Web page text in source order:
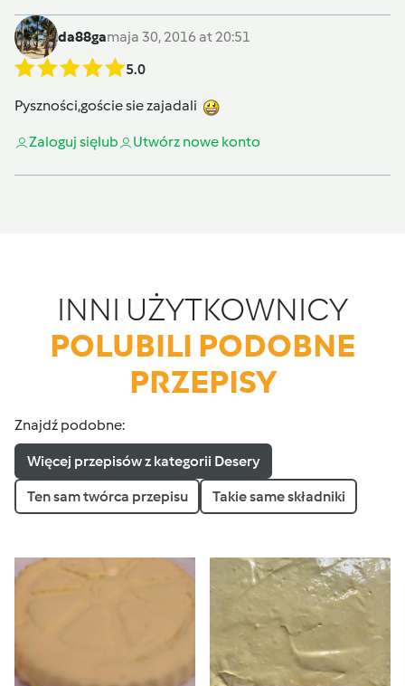
da88gamaja 30, 2016 at 20:51
5.0
Pyszności,goście sie zajadali
Zaloguj sięlub Utwórz nowe konto
INNI UŻYTKOWNICY
POLUBILI PODOBNE
PRZEPISY
Znajdź podobne:
Więcej przepisów z kategorii Desery
Ten sam twórca przepisu Takie same składniki